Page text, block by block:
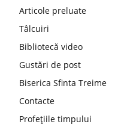
Articole preluate
Tâlcuiri
Bibliotecă video
Gustări de post
Biserica Sfinta Treime
Contacte
Profețiile timpului